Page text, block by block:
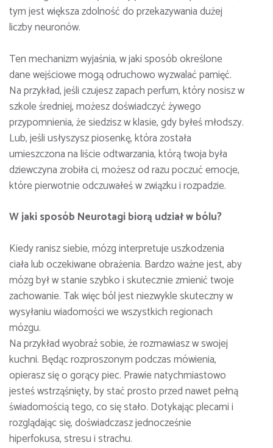
tym jest większa zdolność do przekazywania dużej
liczby neuronów.
Ten mechanizm wyjaśnia, w jaki sposób określone
dane wejściowe mogą odruchowo wyzwalać pamięć.
Na przykład, jeśli czujesz zapach perfum, który nosisz w
szkole średniej, możesz doświadczyć żywego
przypomnienia, że ​​siedzisz w klasie, gdy byłeś młodszy.
Lub, jeśli usłyszysz piosenkę, która została
umieszczona na liście odtwarzania, którą twoja była
dziewczyna zrobiła ci, możesz od razu poczuć emocje,
które pierwotnie odczuwałeś w związku i rozpadzie.
W jaki sposób Neurotagi biorą udział w bólu?
Kiedy ranisz siebie, mózg interpretuje uszkodzenia
ciała lub oczekiwane obrażenia. Bardzo ważne jest, aby
mózg był w stanie szybko i skutecznie zmienić twoje
zachowanie. Tak więc ból jest niezwykle skuteczny w
wysyłaniu wiadomości we wszystkich regionach
mózgu.
Na przykład wyobraź sobie, że rozmawiasz w swojej
kuchni. Będąc rozproszonym podczas mówienia,
opierasz się o gorący piec. Prawie natychmiastowo
jesteś wstrząśnięty, by stać prosto przed nawet pełną
świadomością tego, co się stało. Dotykając plecami i
rozglądając się, doświadczasz jednocześnie
hiperfokusa, stresu i strachu.